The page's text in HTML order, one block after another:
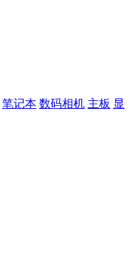
笔记本 数码相机 主板 显